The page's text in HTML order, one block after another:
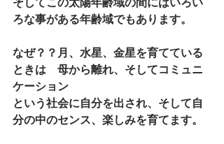
ろな事がある年齢域でもあります。
なぜ？？月、水星、金星を育てている
ときは　母から離れ、そしてコミュニ
ケーション
という社会に自分を出され、そして自
分の中のセンス、楽しみを育てます。